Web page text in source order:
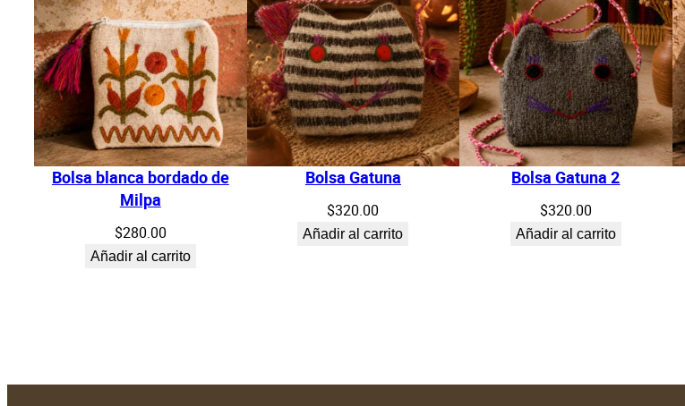
d
Bolsa blanca bordado de
Milpa
$280.00
Añadir al carrito
Bolsa Gatuna
$320.00
Añadir al carrito
Bolsa Gatuna 2
$320.00
Añadir al carrito